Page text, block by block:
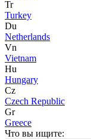
Tr
Turkey
Du
Netherlands
Vn
Vietnam
Hu
Hungary
Cz
Czech Republic
Gr
Greece
Что вы ищите: